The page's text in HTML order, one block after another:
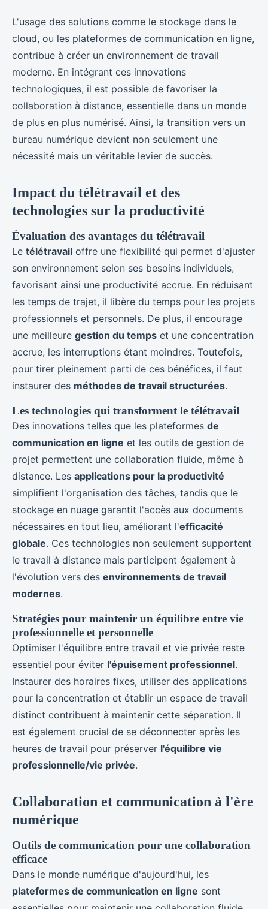
L'usage des solutions comme le stockage dans le
cloud, ou les plateformes de communication en ligne,
contribue à créer un environnement de travail
moderne. En intégrant ces innovations
technologiques, il est possible de favoriser la
collaboration à distance, essentielle dans un monde
de plus en plus numérisé. Ainsi, la transition vers un
bureau numérique devient non seulement une
nécessité mais un véritable levier de succès.
Impact du télétravail et des
technologies sur la productivité
Évaluation des avantages du télétravail
Le télétravail offre une flexibilité qui permet d'ajuster
son environnement selon ses besoins individuels,
favorisant ainsi une productivité accrue. En réduisant
les temps de trajet, il libère du temps pour les projets
professionnels et personnels. De plus, il encourage
une meilleure gestion du temps et une concentration
accrue, les interruptions étant moindres. Toutefois,
pour tirer pleinement parti de ces bénéfices, il faut
instaurer des méthodes de travail structurées.
Les technologies qui transforment le télétravail
Des innovations telles que les plateformes de
communication en ligne et les outils de gestion de
projet permettent une collaboration fluide, même à
distance. Les applications pour la productivité
simplifient l'organisation des tâches, tandis que le
stockage en nuage garantit l'accès aux documents
nécessaires en tout lieu, améliorant l'efficacité
globale. Ces technologies non seulement supportent
le travail à distance mais participent également à
l'évolution vers des environnements de travail
modernes.
Stratégies pour maintenir un équilibre entre vie
professionnelle et personnelle
Optimiser l'équilibre entre travail et vie privée reste
essentiel pour éviter l'épuisement professionnel.
Instaurer des horaires fixes, utiliser des applications
pour la concentration et établir un espace de travail
distinct contribuent à maintenir cette séparation. Il
est également crucial de se déconnecter après les
heures de travail pour préserver l'équilibre vie
professionnelle/vie privée.
Collaboration et communication à l'ère
numérique
Outils de communication pour une collaboration
efficace
Dans le monde numérique d'aujourd'hui, les
plateformes de communication en ligne sont